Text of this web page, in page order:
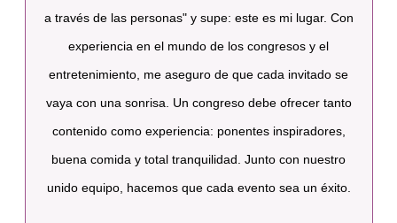
a través de las personas" y supe: este es mi lugar. Con
experiencia en el mundo de los congresos y el
entretenimiento, me aseguro de que cada invitado se
vaya con una sonrisa. Un congreso debe ofrecer tanto
contenido como experiencia: ponentes inspiradores,
buena comida y total tranquilidad. Junto con nuestro
unido equipo, hacemos que cada evento sea un éxito.